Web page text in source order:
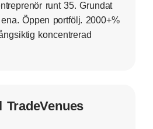
runt 35. Grundat
Öppen portfölj. 2000+%
koncentrerad